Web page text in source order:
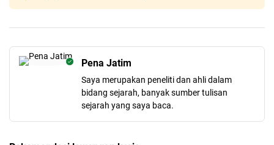
Pena Jatim
Saya merupakan peneliti dan ahli dalam
bidang sejarah, banyak sumber tulisan
sejarah yang saya baca.